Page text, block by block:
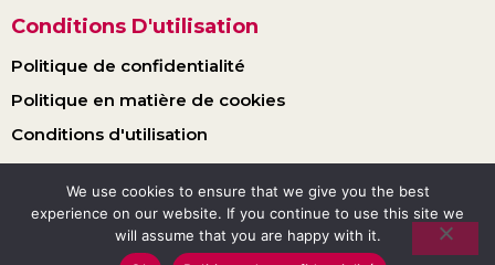
Conditions D'utilisation
Politique de confidentialité
Politique en matière de cookies
Conditions d'utilisation
© 2025 Yakajobs. Tous droits réservés.
We use cookies to ensure that we give you the best
experience on our website. If you continue to use this site we
will assume that you are happy with it.